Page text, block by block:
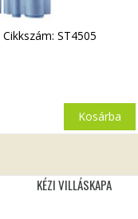
Cikkszám: ST4505
Kosárba
KÉZI VILLÁSKAPA